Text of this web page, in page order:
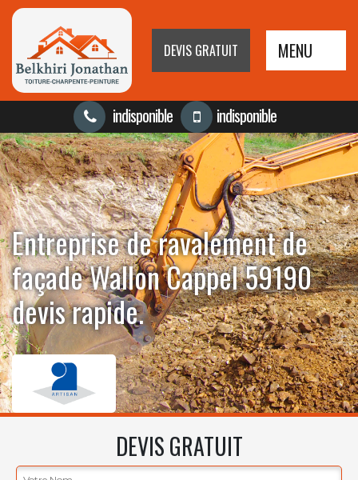
DEVIS GRATUIT MENU
indisponible indisponible
Entreprise de ravalement de
façade Wallon Cappel 59190
devis rapide.
DEVIS GRATUIT